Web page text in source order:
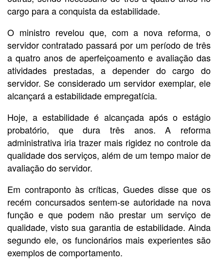
cargo para a conquista da estabilidade.
O ministro revelou que, com a nova reforma, o
servidor contratado passará por um período de três
a quatro anos de aperfeiçoamento e avaliação das
atividades prestadas, a depender do cargo do
servidor. Se considerado um servidor exemplar, ele
alcançará a estabilidade empregatícia.
Hoje, a estabilidade é alcançada após o estágio
probatório, que dura três anos. A reforma
administrativa iria trazer mais rigidez no controle da
qualidade dos serviços, além de um tempo maior de
avaliação do servidor.
Em contraponto às críticas, Guedes disse que os
recém concursados sentem-se autoridade na nova
função e que podem não prestar um serviço de
qualidade, visto sua garantia de estabilidade. Ainda
segundo ele, os funcionários mais experientes são
exemplos de comportamento.